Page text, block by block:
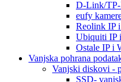
D-Link/
eufy
Reolink IP
Ubiquiti IP
Ostale IP i
Vanjska pohrana
Vanjski diskovi -
SSD-